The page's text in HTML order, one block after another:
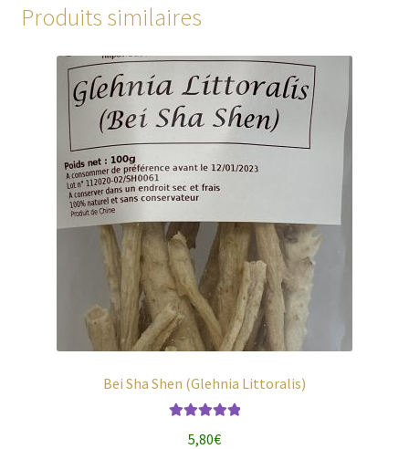
Produits similaires
Bei Sha Shen (Glehnia Littoralis)
5,80€